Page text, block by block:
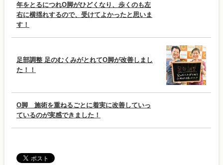
年をとるにつれО脚がひどくなり、歩くのも左
右に横揺れするので、受けてよかったと思いま
す！
足部調整 足のむくみがとれてО脚が改善しまし
た！！
О脚 施術を重ねるごとに着実に改善していっ
ているのが実感できました！